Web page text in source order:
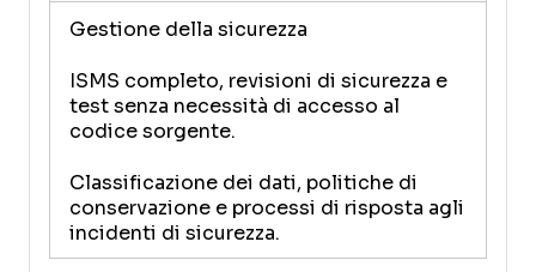
Gestione della sicurezza
ISMS completo, revisioni di sicurezza e
test senza necessità di accesso al
codice sorgente.
Classificazione dei dati, politiche di
conservazione e processi di risposta agli
incidenti di sicurezza.